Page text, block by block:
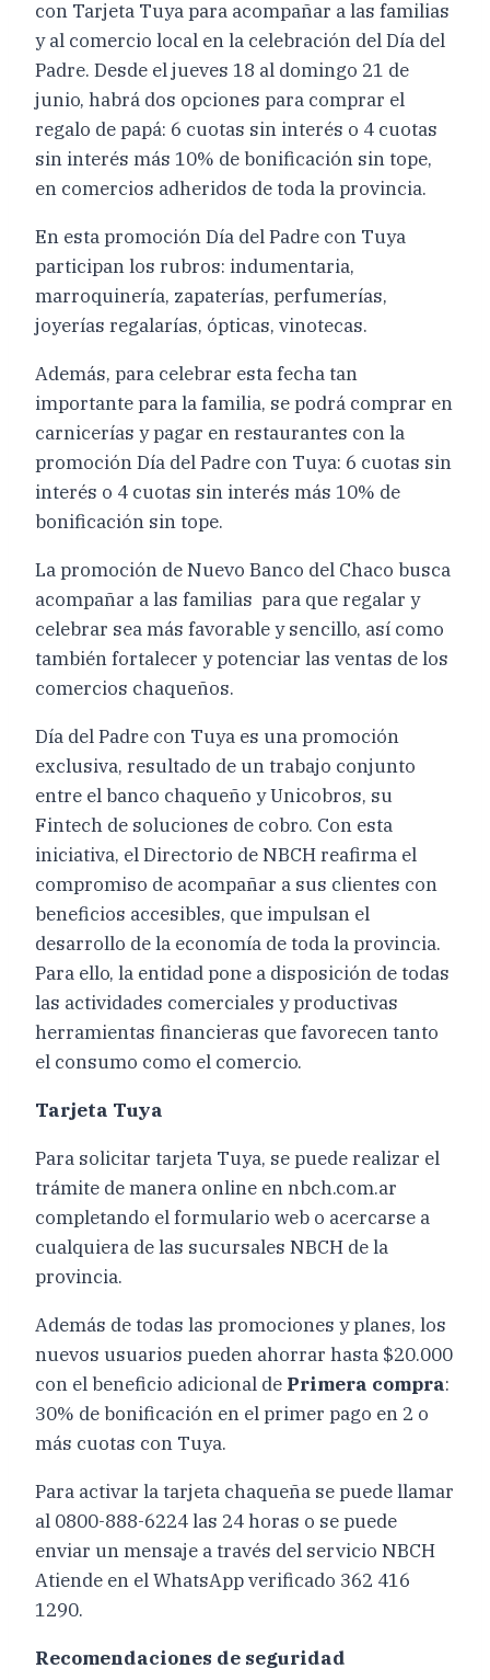
con Tarjeta Tuya para acompañar a las familias
y al comercio local en la celebración del Día del
Padre. Desde el jueves 18 al domingo 21 de
junio, habrá dos opciones para comprar el
regalo de papá: 6 cuotas sin interés o 4 cuotas
sin interés más 10% de bonificación sin tope,
en comercios adheridos de toda la provincia.
En esta promoción Día del Padre con Tuya
participan los rubros: indumentaria,
marroquinería, zapaterías, perfumerías,
joyerías regalarías, ópticas, vinotecas.
Además, para celebrar esta fecha tan
importante para la familia, se podrá comprar en
carnicerías y pagar en restaurantes con la
promoción Día del Padre con Tuya: 6 cuotas sin
interés o 4 cuotas sin interés más 10% de
bonificación sin tope.
La promoción de Nuevo Banco del Chaco busca
acompañar a las familias para que regalar y
celebrar sea más favorable y sencillo, así como
también fortalecer y potenciar las ventas de los
comercios chaqueños.
Día del Padre con Tuya es una promoción
exclusiva, resultado de un trabajo conjunto
entre el banco chaqueño y Unicobros, su
Fintech de soluciones de cobro. Con esta
iniciativa, el Directorio de NBCH reafirma el
compromiso de acompañar a sus clientes con
beneficios accesibles, que impulsan el
desarrollo de la economía de toda la provincia.
Para ello, la entidad pone a disposición de todas
las actividades comerciales y productivas
herramientas financieras que favorecen tanto
el consumo como el comercio.
Tarjeta Tuya
Para solicitar tarjeta Tuya, se puede realizar el
trámite de manera online en nbch.com.ar
completando el formulario web o acercarse a
cualquiera de las sucursales NBCH de la
provincia.
Además de todas las promociones y planes, los
nuevos usuarios pueden ahorrar hasta $20.000
con el beneficio adicional de Primera compra:
30% de bonificación en el primer pago en 2 o
más cuotas con Tuya.
Para activar la tarjeta chaqueña se puede llamar
al 0800-888-6224 las 24 horas o se puede
enviar un mensaje a través del servicio NBCH
Atiende en el WhatsApp verificado 362 416
1290.
Recomendaciones de seguridad